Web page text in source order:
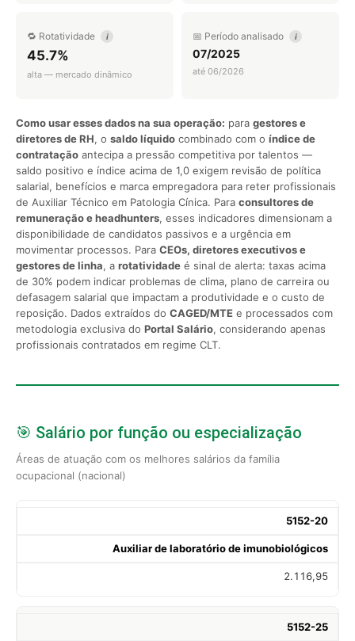
🔁 Rotatividade i
45.7%
alta — mercado dinâmico
📅 Período analisado i
07/2025
até 06/2026
Como usar esses dados na sua operação: para gestores e
diretores de RH, o saldo líquido combinado com o índice de
contratação antecipa a pressão competitiva por talentos —
saldo positivo e índice acima de 1,0 exigem revisão de política
salarial, benefícios e marca empregadora para reter profissionais
de Auxiliar Técnico em Patologia Cínica. Para consultores de
remuneração e headhunters, esses indicadores dimensionam a
disponibilidade de candidatos passivos e a urgência em
movimentar processos. Para CEOs, diretores executivos e
gestores de linha, a rotatividade é sinal de alerta: taxas acima
de 30% podem indicar problemas de clima, plano de carreira ou
defasagem salarial que impactam a produtividade e o custo de
reposição. Dados extraídos do CAGED/MTE e processados com
metodologia exclusiva do Portal Salário, considerando apenas
profissionais contratados em regime CLT.
🎯 Salário por função ou especialização
Áreas de atuação com os melhores salários da família
ocupacional (nacional)
5152-20
Auxiliar de laboratório de imunobiológicos
2.116,95
5152-25